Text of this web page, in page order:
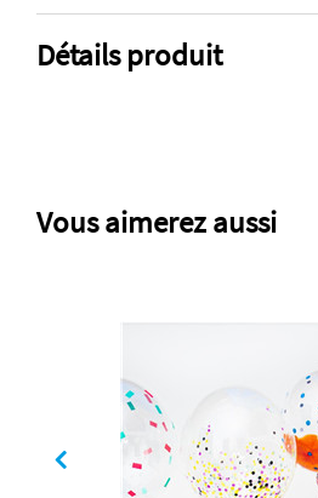
Détails produit
Vous aimerez aussi